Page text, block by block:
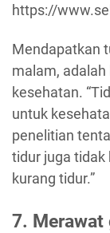
https://
Mendapatkan
malam,
kesehatan.
untuk
penelitian
tidur juga tidak
kurang tidur.”
7. Merawat